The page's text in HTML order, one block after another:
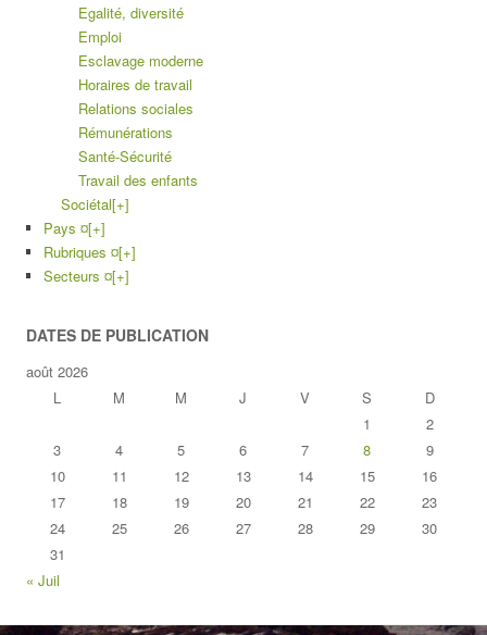
Egalité, diversité
Emploi
Esclavage moderne
Horaires de travail
Relations sociales
Rémunérations
Santé-Sécurité
Travail des enfants
Sociétal[+]
Pays ¤[+]
Rubriques ¤[+]
Secteurs ¤[+]
DATES DE PUBLICATION
août 2026
L
M M J V S
D
1
2
3
4 5 6 7 8
9
10
11 12 13 14 15
16
17
18 19 20 21 22
23
24
25 26 27 28 29
30
31
« Juil